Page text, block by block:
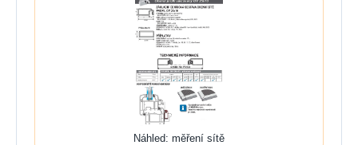
Náhled: měření sítě